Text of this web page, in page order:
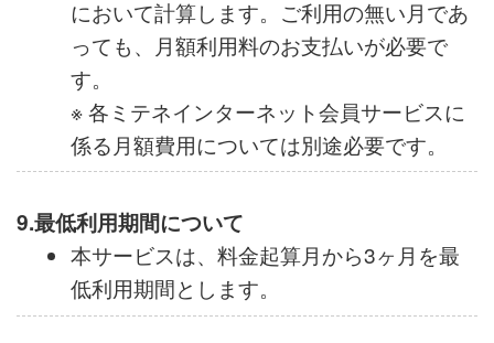
月額費用
・550円（税込）
ご利用料金は毎月1 日から月末までの期間
において計算します。ご利用の無い月であ
っても、月額利用料のお支払いが必要で
す。
※ 各ミテネインターネット会員サービスに
係る月額費用については別途必要です。